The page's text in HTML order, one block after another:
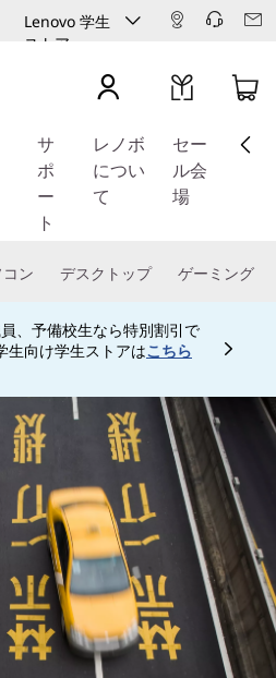
Lenovo 学生
ストア
サ
ポ
ー
ト
レノボ
につい
て
セー
ル会
場
ン デスクトップ ゲーミング
、予備校生なら特別割引で
生向け学生ストアはこちら
Currently displaying item 4 of